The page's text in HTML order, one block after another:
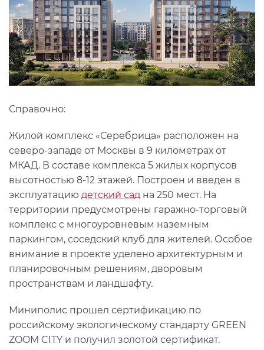
Справочно:
Жилой комплекс «Серебрица» расположен на
северо-западе от Москвы в 9 километрах от
МКАД. В составе комплекса 5 жилых корпусов
высотностью 8-12 этажей. Построен и введен в
эксплуатацию детский сад на 250 мест. На
территории предусмотрены гаражно-торговый
комплекс с многоуровневым наземным
паркингом, соседский клуб для жителей. Особое
внимание в проекте уделено архитектурным и
планировочным решениям, дворовым
пространствам и ландшафту.
Миниполис прошел сертификацию по
российскому экологическому стандарту GREEN
ZOOM CITY и получил золотой сертификат.